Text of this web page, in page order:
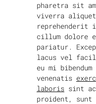
pharetra sit
viverra
reprehenderit
cillum dolore
pariatur.
lacus vel
eu mi
venenatis
laboris sint
proident, sunt